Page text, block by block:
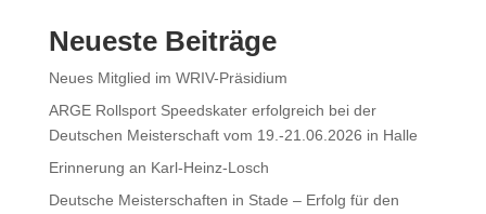
Neueste Beiträge
Neues Mitglied im WRIV-Präsidium
ARGE Rollsport Speedskater erfolgreich bei der
Deutschen Meisterschaft vom 19.-21.06.2026 in Halle
Erinnerung an Karl-Heinz-Losch
Deutsche Meisterschaften in Stade – Erfolg für den